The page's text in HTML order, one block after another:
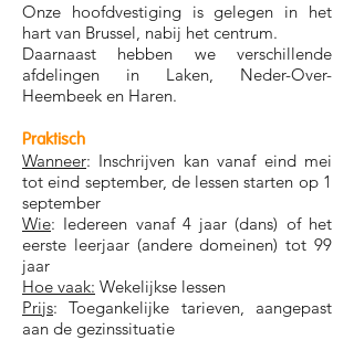
Onze hoofdvestiging is gelegen in het
hart van Brussel, nabij het centrum.
Daarnaast hebben we verschillende
afdelingen in Laken, Neder-Over-
Heembeek en Haren.
Praktisch
Wanneer: Inschrijven kan vanaf eind mei
tot eind september, de lessen starten op 1
september
Wie: Iedereen vanaf 4 jaar (dans) of het
eerste leerjaar (andere domeinen) tot 99
jaar
Hoe vaak: Wekelijkse lessen
Prijs: Toegankelijke tarieven, aangepast
aan de gezinssituatie